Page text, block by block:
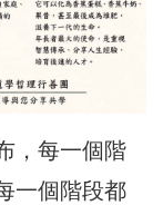
，每一個階
一個階段都